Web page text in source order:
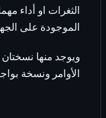
الثغرات او أداء
الموجودة على
ويوجد منها
الأوامر ونسخة